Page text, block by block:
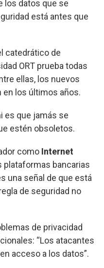
los datos que se
está antes que
catedrático de
ORT prueba todas
ellas, los nuevos
en los últimos años.
es que jamás se
estén obsoletos.
como Internet
plataformas bancarias
una señal de que está
de seguridad no
de privacidad
“Los atacantes
acceso a los datos”.